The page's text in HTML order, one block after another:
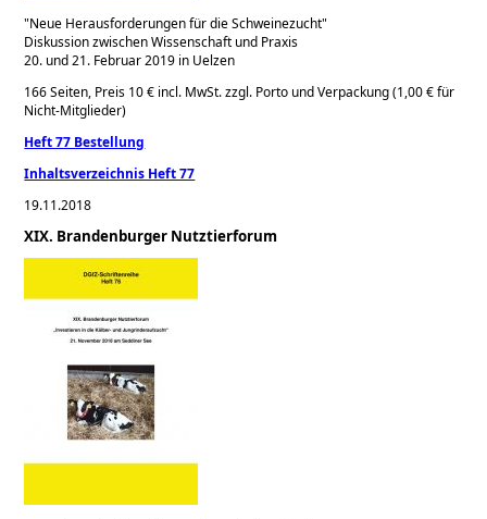
Neue Herausforderungen für die Schweinezucht
Diskussion zwischen Wissenschaft und Praxis
20. und 21. Februar 2019 in Uelzen
166 Seiten, Preis 10 € incl. MwSt. zzgl. Porto und Verpackung (1,00 € für
Nicht-Mitglieder)
Heft 77 Bestellung
Inhaltsverzeichnis Heft 77
19.11.2018
XIX. Brandenburger Nutztierforum